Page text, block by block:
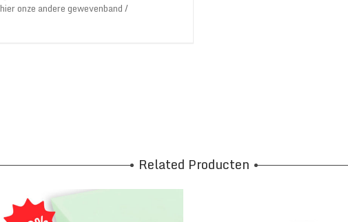
onze anderegewevenband /
Related Producten